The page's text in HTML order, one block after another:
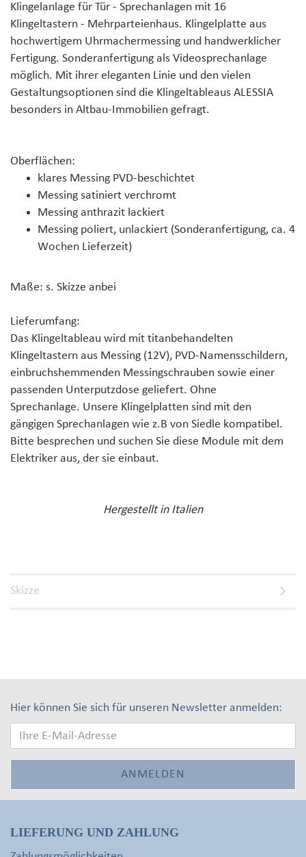
Klingelanlage für Tür - Sprechanlagen mit 16
Klingeltastern - Mehrparteienhaus. Klingelplatte aus
hochwertigem Uhrmachermessing und handwerklicher
Fertigung. Sonderanfertigung als Videosprechanlage
möglich. Mit ihrer eleganten Linie und den vielen
Gestaltungsoptionen sind die Klingeltableaus ALESSIA
besonders in Altbau-Immobilien gefragt.
Oberflächen:
klares Messing PVD-beschichtet
Messing satiniert verchromt
Messing anthrazit lackiert
Messing poliert, unlackiert (Sonderanfertigung, ca. 4
Wochen Lieferzeit)
Maße: s. Skizze anbei
Lieferumfang:
Das Klingeltableau wird mit titanbehandelten
Klingeltastern aus Messing (12V), PVD-Namensschildern,
einbruchshemmenden Messingschrauben sowie einer
passenden Unterputzdose geliefert. Ohne
Sprechanlage. Unsere Klingelplatten sind mit den
gängigen Sprechanlagen wie z.B von Siedle kompatibel.
Bitte besprechen und suchen Sie diese Module mit dem
Elektriker aus, der sie einbaut.
Hergestellt in Italien
Skizze
Hier können Sie sich für unseren Newsletter anmelden:
LIEFERUNG UND ZAHLUNG